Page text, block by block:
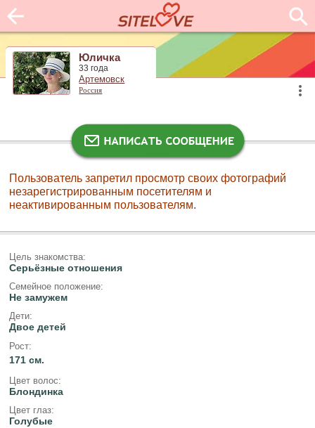
Юличка
33 года
Артемовск
Россия
Пользователь запретил просмотр своих фотографий
незарегистрированным посетителям и
неактивированным пользователям.
Цель знакомства:
Серьёзные отношения
Семейное положение:
Не замужем
Дети:
Двое детей
Рост:
171 см.
Цвет волос:
Блондинка
Цвет глаз:
Голубые